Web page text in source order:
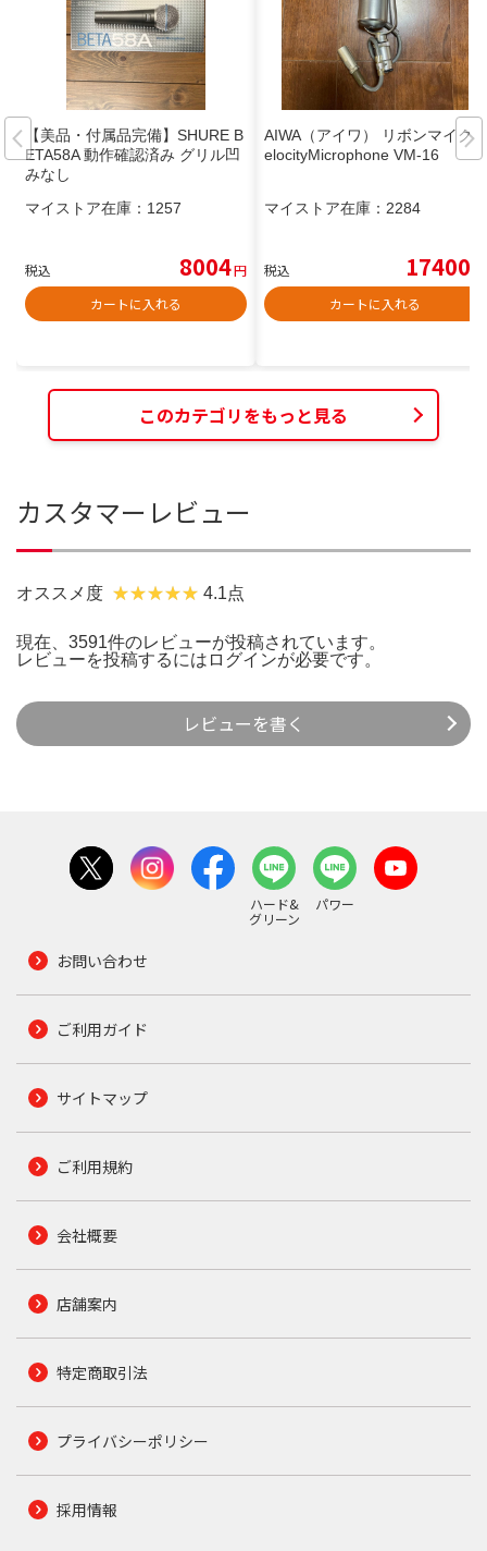
【美品・付属品完備】SHURE B
ETA58A 動作確認済み グリル凹
みなし
マイストア在庫： 1257
税込 8004円
カートに入れる
AIWA（アイワ） リボンマイクV
elocityMicrophone VM-16
マイストア在庫： 2284
税込 17400
カートに入れる
このカテゴリをもっと見る
カスタマーレビュー
オススメ度 4.1点
現在、3591件のレビューが投稿されています。
レビューを投稿するには ログインが必要です。
レビューを書く
ハード&
グリーン
パワー
お問い合わせ
ご利用ガイド
サイトマップ
ご利用規約
会社概要
店舗案内
特定商取引法
プライバシーポリシー
採用情報